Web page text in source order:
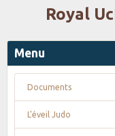
Royal
Menu
Documents
L'éveil Judo